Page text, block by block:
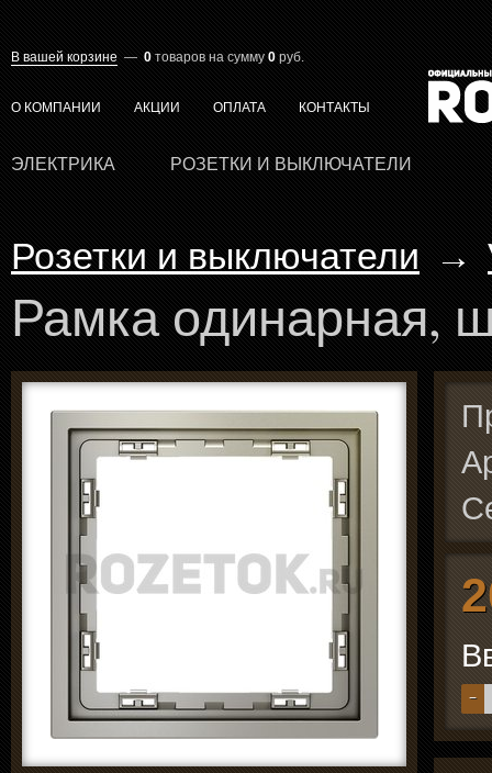
В вашей корзине — 0 товаров на сумму 0 руб.
О КОМПАНИИ АКЦИИ ОПЛАТА КОНТАКТЫ
ЭЛЕКТРИКА РОЗЕТКИ И ВЫКЛЮЧАТЕЛИ
Розетки и выключатели →
Рамка одинарная,
−